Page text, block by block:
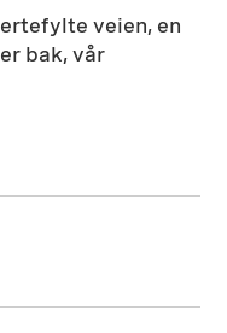
veien, en
bak, vår